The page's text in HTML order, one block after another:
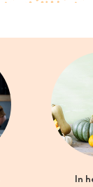
In